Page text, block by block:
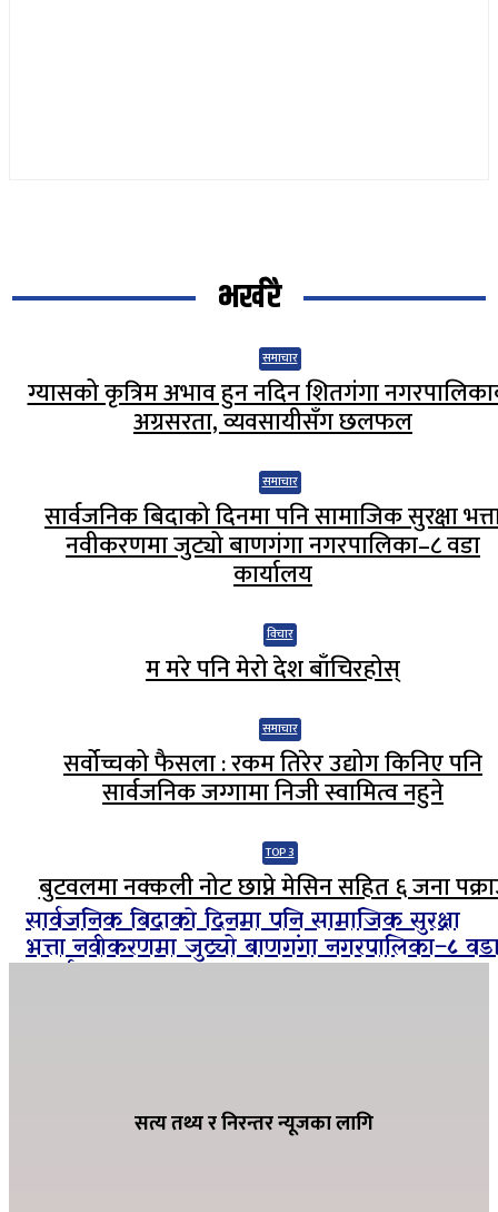
भर्खरै
समाचार
ग्यासको कृत्रिम अभाव हुन नदिन शितगंगा
अग्रसरता, व्यवसायीसँग छलफल
समाचार
सार्वजनिक बिदाको दिनमा पनि सामाजिक सुरक्षा
नवीकरणमा जुट्यो बाणगंगा नगरपालिका–८ वडा
कार्यालय
विचार
म मरे पनि मेरो देश बाँचिरहोस्
समाचार
सर्वोच्चको फैसला : रकम तिरेर उद्योग किनिए पनि
सार्वजनिक जग्गामा निजी स्वामित्व नहुने
TOP 3
बुटवलमा नक्कली नोट छाप्ने मेसिन सहित ६ जना
सार्वजनिक बिदाको दिनमा पनि सामाजिक सुरक्षा
भत्ता नवीकरणमा जुट्यो बाणगंगा नगरपालिका–८
सत्य तथ्य र निरन्तर न्यूजका लागि